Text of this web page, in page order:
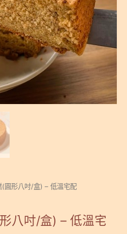
(圓形八吋/盒) – 低溫宅配
八吋/盒) – 低溫宅